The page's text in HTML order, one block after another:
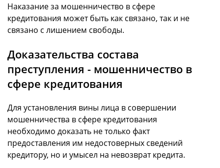
Наказание за мошенничество в сфере
кредитования может быть как связано, так и не
связано с лишением свободы.
Доказательства состава
преступления - мошенничество в
сфере кредитования
Для установления вины лица в совершении
мошенничества в сфере кредитования
необходимо доказать не только факт
предоставления им недостоверных сведений
кредитору, но и умысел на невозврат кредита.